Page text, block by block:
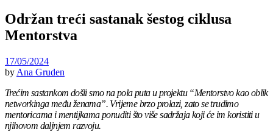
Održan treći sastanak šestog ciklusa
Mentorstva
17/05/2024
by Ana Gruden
Trećim sastankom došli smo na pola puta u projektu “Mentorstvo kao oblik
networkinga među ženama”. Vrijeme brzo prolazi, zato se trudimo
mentoricama i mentijkama ponuditi što više sadržaja koji će im koristiti u
njihovom daljnjem razvoju.